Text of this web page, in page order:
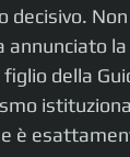
annunciato
della
è